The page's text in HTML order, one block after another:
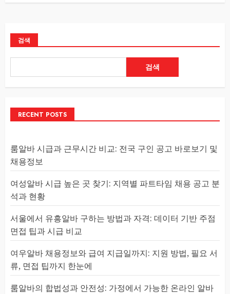
검색
검색
RECENT POSTS
룸알바 시급과 근무시간 비교: 전국 구인 공고 바로보기 및
채용정보
여성알바 시급 높은 곳 찾기: 지역별 파트타임 채용 공고 분
석과 현황
서울에서 유흥알바 구하는 방법과 자격: 데이터 기반 주점
면접 팁과 시급 비교
여우알바 채용정보와 급여 지급일까지: 지원 방법, 필요 서
류, 면접 팁까지 한눈에
룸알바의 합법성과 안전성: 가정에서 가능한 온라인 알바